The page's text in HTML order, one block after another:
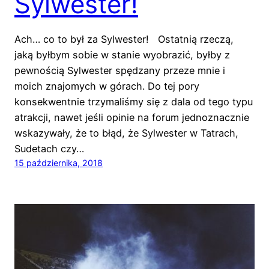
Ach… co to był za Sylwester! Ostatnią rzeczą,
jaką byłbym sobie w stanie wyobrazić, byłby z
pewnością Sylwester spędzany przeze mnie i
moich znajomych w górach. Do tej pory
konsekwentnie trzymaliśmy się z dala od tego typu
atrakcji, nawet jeśli opinie na forum jednoznacznie
wskazywały, że to błąd, że Sylwester w Tatrach,
Sudetach czy…
15 października, 2018